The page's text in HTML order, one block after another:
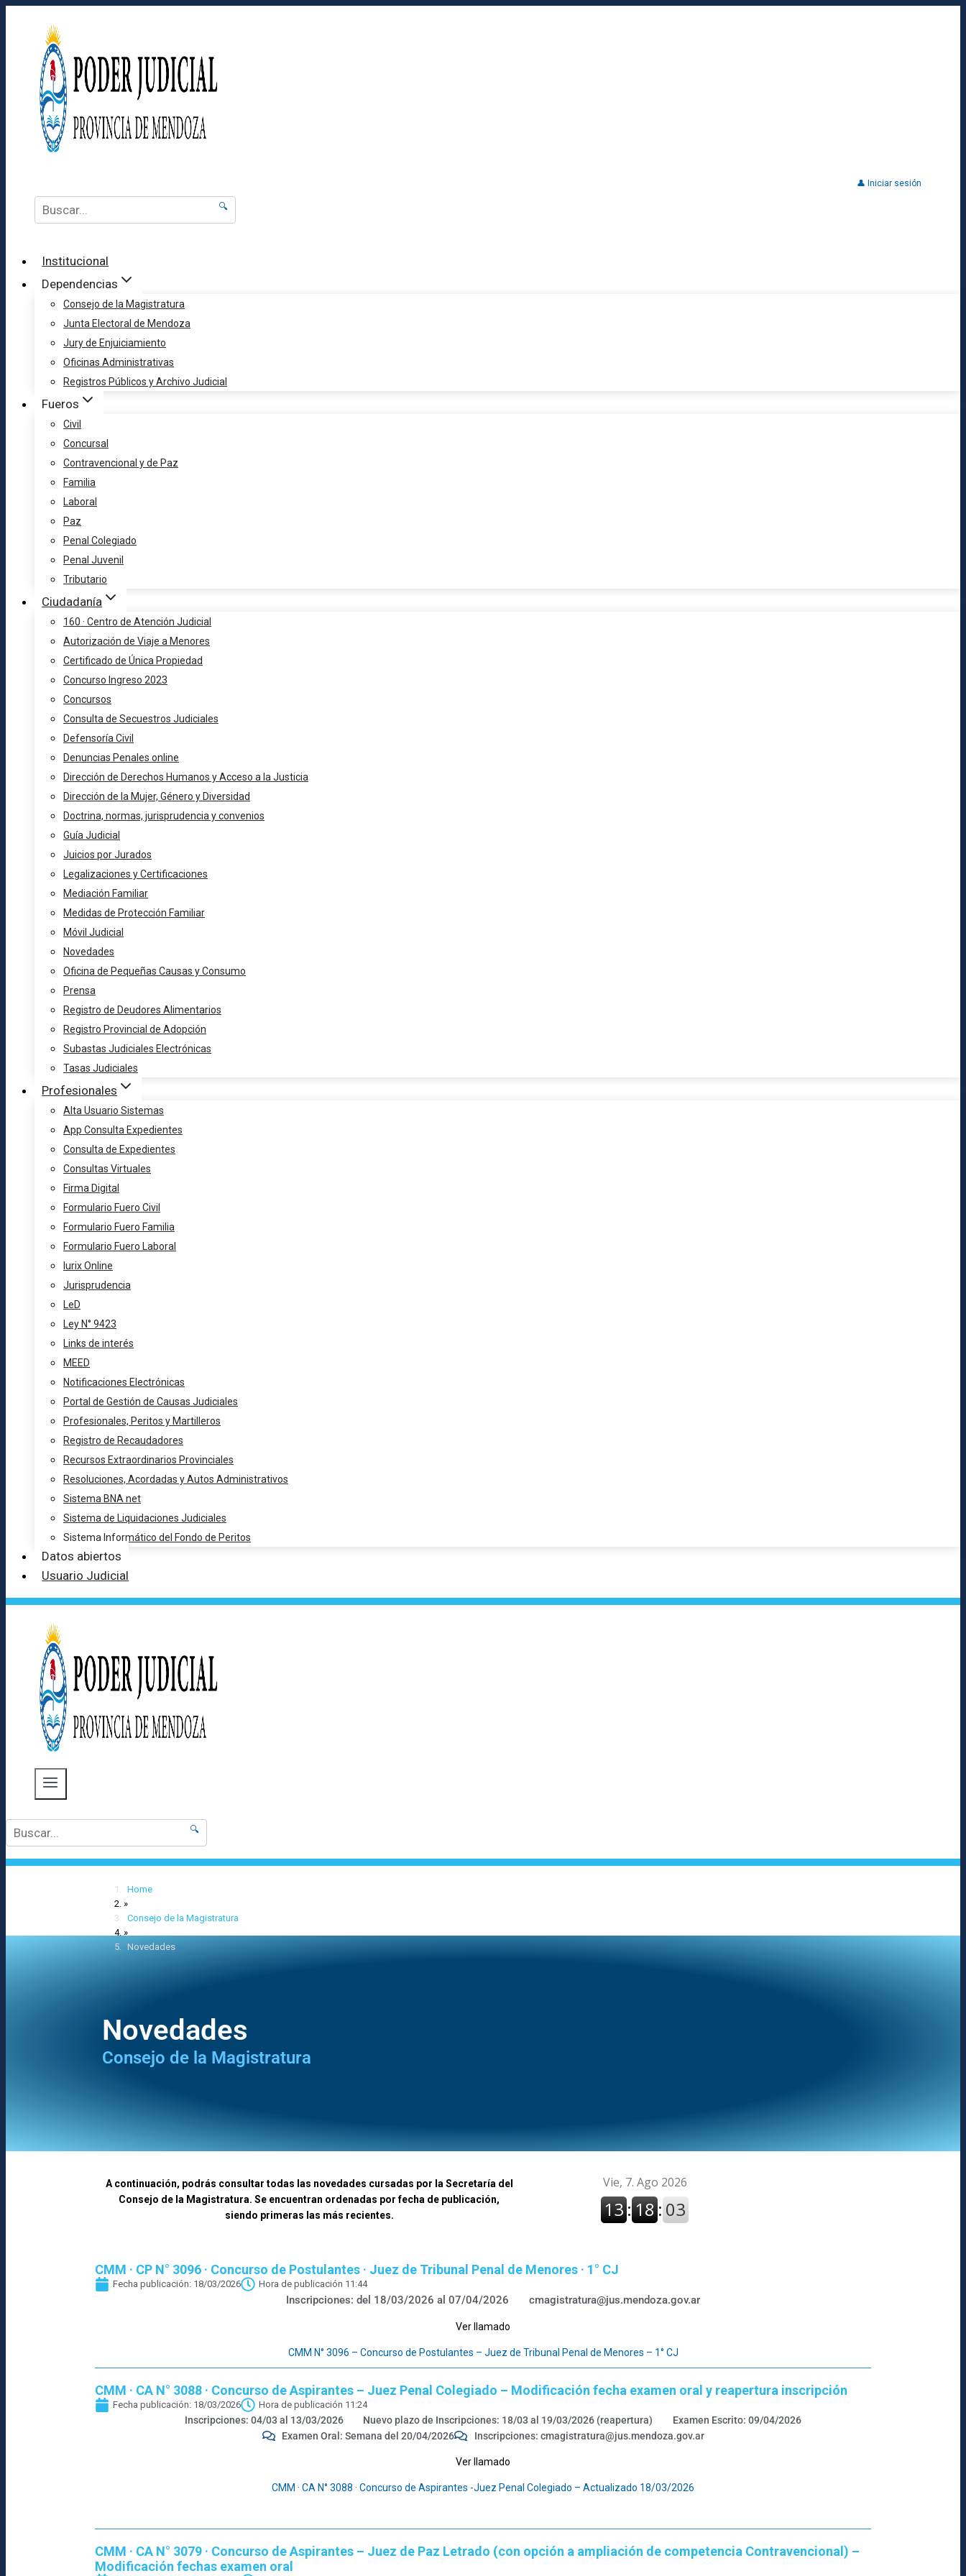
👤 Iniciar sesión
🔍
Institucional
Dependencias
Consejo de la Magistratura
Junta Electoral de Mendoza
Jury de Enjuiciamiento
Oficinas Administrativas
Registros Públicos y Archivo Judicial
Fueros
Civil
Concursal
Contravencional y de Paz
Familia
Laboral
Paz
Penal Colegiado
Penal Juvenil
Tributario
Ciudadanía
160 · Centro de Atención Judicial
Autorización de Viaje a Menores
Certificado de Única Propiedad
Concurso Ingreso 2023
Concursos
Consulta de Secuestros Judiciales
Defensoría Civil
Denuncias Penales online
Dirección de Derechos Humanos y Acceso a la Justicia
Dirección de la Mujer, Género y Diversidad
Doctrina, normas, jurisprudencia y convenios
Guía Judicial
Juicios por Jurados
Legalizaciones y Certificaciones
Mediación Familiar
Medidas de Protección Familiar
Móvil Judicial
Novedades
Oficina de Pequeñas Causas y Consumo
Prensa
Registro de Deudores Alimentarios
Registro Provincial de Adopción
Subastas Judiciales Electrónicas
Tasas Judiciales
Profesionales
Alta Usuario Sistemas
App Consulta Expedientes
Consulta de Expedientes
Consultas Virtuales
Firma Digital
Formulario Fuero Civil
Formulario Fuero Familia
Formulario Fuero Laboral
Iurix Online
Jurisprudencia
LeD
Ley N° 9423
Links de interés
MEED
Notificaciones Electrónicas
Portal de Gestión de Causas Judiciales
Profesionales, Peritos y Martilleros
Registro de Recaudadores
Recursos Extraordinarios Provinciales
Resoluciones, Acordadas y Autos Administrativos
Sistema BNA net
Sistema de Liquidaciones Judiciales
Sistema Informático del Fondo de Peritos
Datos abiertos
Usuario Judicial
🔍
Home
»
Consejo de la Magistratura
»
Novedades
Novedades
Consejo de la Magistratura
A continuación, podrás consultar todas las novedades cursadas por la Secretaría del
Consejo de la Magistratura. Se encuentran ordenadas por fecha de publicación,
siendo primeras las más recientes.
CMM · CP N° 3096 · Concurso de Postulantes · Juez de Tribunal Penal de Menores · 1° CJ
Fecha publicación: 18/03/2026 Hora de publicación 11:44
Inscripciones: del 18/03/2026 al 07/04/2026 cmagistratura@jus.mendoza.gov.ar
Ver llamado
CMM N° 3096 – Concurso de Postulantes – Juez de Tribunal Penal de Menores – 1° CJ
CMM · CA N° 3088 · Concurso de Aspirantes – Juez Penal Colegiado – Modificación fecha examen oral y reapertura inscripción
Fecha publicación: 18/03/2026 Hora de publicación 11:24
Inscripciones: 04/03 al 13/03/2026 Nuevo plazo de Inscripciones: 18/03 al 19/03/2026 (reapertura)
Examen Escrito: 09/04/2026
Examen Oral: Semana del 20/04/2026
Inscripciones: cmagistratura@jus.mendoza.gov.ar
Ver llamado
CMM · CA N° 3088 · Concurso de Aspirantes -Juez Penal Colegiado – Actualizado 18/03/2026
CMM · CA N° 3079 · Concurso de Aspirantes – Juez de Paz Letrado (con opción a ampliación de competencia Contravencional) –
Modificación fechas examen oral